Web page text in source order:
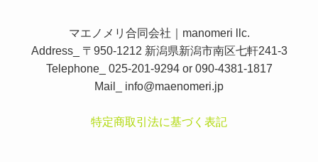
マエノメリ合同会社｜manomeri llc.
Address_ 〒950-1212 新潟県新潟市南区七軒241-3
Telephone_ 025-201-9294 or 090-4381-1817
Mail_ info@maenomeri.jp
特定商取引法に基づく表記